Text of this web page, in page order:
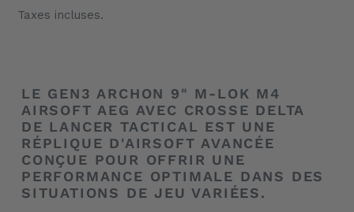
Taxes incluses.
d'un
produit
à
votre
panier
LE GEN3 ARCHON 9" M-LOK M4
AIRSOFT AEG AVEC CROSSE DELTA
DE LANCER TACTICAL EST UNE
RÉPLIQUE D'AIRSOFT AVANCÉE
CONÇUE POUR OFFRIR UNE
PERFORMANCE OPTIMALE DANS DES
SITUATIONS DE JEU VARIÉES.